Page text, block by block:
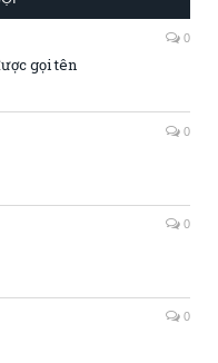
0
gọi tên
0
0
0